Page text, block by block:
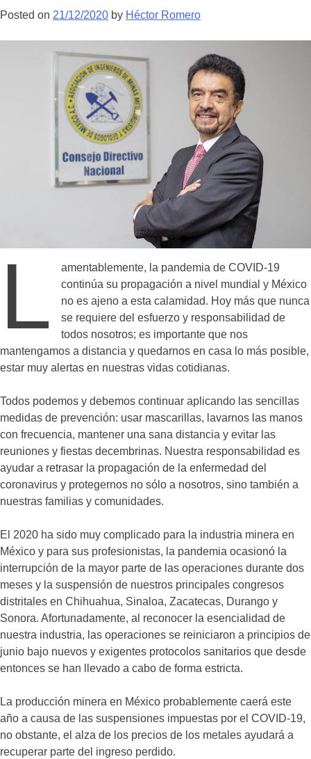
Posted on 21/12/2020 by Héctor Romero
L
amentablemente, la pandemia de COVID-19
continúa su propagación a nivel mundial y México
no es ajeno a esta calamidad. Hoy más que nunca
se requiere del esfuerzo y responsabilidad de
todos nosotros; es importante que nos
mantengamos a distancia y quedarnos en casa lo más posible,
estar muy alertas en nuestras vidas cotidianas.
Todos podemos y debemos continuar aplicando las sencillas
medidas de prevención: usar mascarillas, lavarnos las manos
con frecuencia, mantener una sana distancia y evitar las
reuniones y fiestas decembrinas. Nuestra responsabilidad es
ayudar a retrasar la propagación de la enfermedad del
coronavirus y protegernos no sólo a nosotros, sino también a
nuestras familias y comunidades.
El 2020 ha sido muy complicado para la industria minera en
México y para sus profesionistas, la pandemia ocasionó la
interrupción de la mayor parte de las operaciones durante dos
meses y la suspensión de nuestros principales congresos
distritales en Chihuahua, Sinaloa, Zacatecas, Durango y
Sonora. Afortunadamente, al reconocer la esencialidad de
nuestra industria, las operaciones se reiniciaron a principios de
junio bajo nuevos y exigentes protocolos sanitarios que desde
entonces se han llevado a cabo de forma estricta.
La producción minera en México probablemente caerá este
año a causa de las suspensiones impuestas por el COVID-19,
no obstante, el alza de los precios de los metales ayudará a
recuperar parte del ingreso perdido.